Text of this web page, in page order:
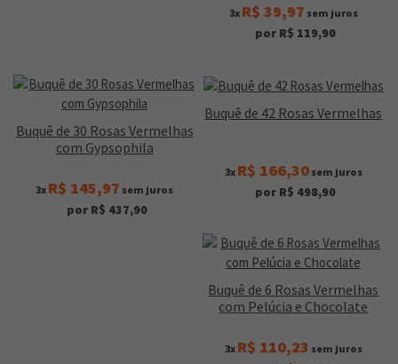
3x R$ 39,97 sem juros
por R$ 119,90
Buquê de 30 Rosas Vermelhas
com Gypsophila
3x R$ 145,97 sem juros
por R$ 437,90
Buquê de 42 Rosas Vermelhas
3x R$ 166,30sem juros
por R$ 498,90
Buquê de 6 Rosas Vermelhas
com Pelúcia e Chocolate
3x R$ 110,23 sem juros